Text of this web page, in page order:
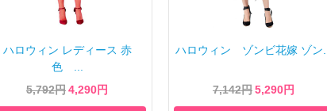
ハロウィン レディース 赤
色 ...
5,792円4,290円
ハロウィン ゾンビ花嫁 ゾン...
7,142円5,290円